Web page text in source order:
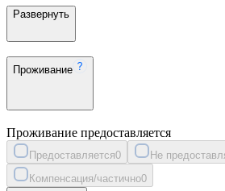
Развернуть
Проживание
Проживание предоставляется
Предоставляется0 Не
Компенсация/частично0